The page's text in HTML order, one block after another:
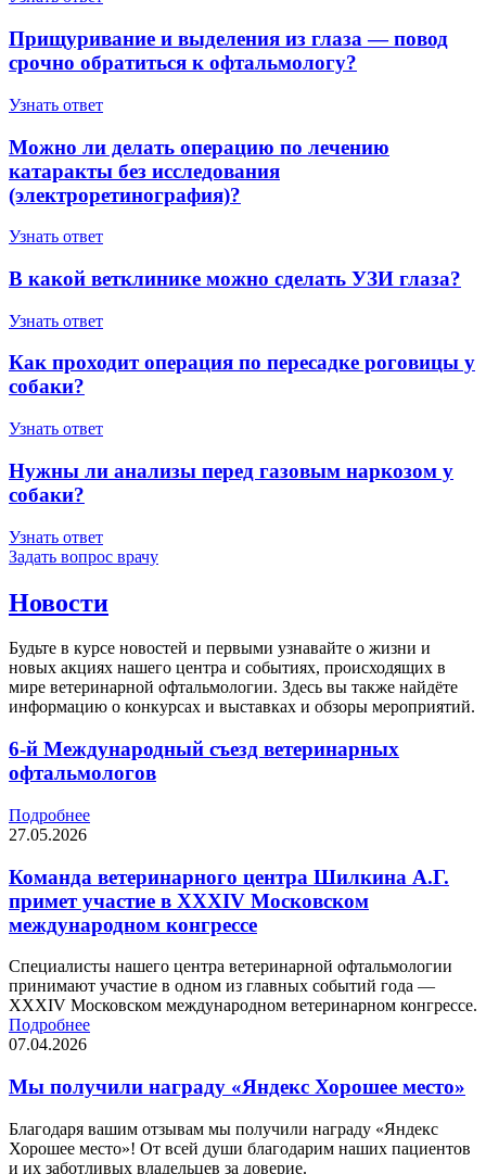
Прищуривание и выделения из глаза — повод
срочно обратиться к офтальмологу?
Узнать ответ
Можно ли делать операцию по лечению
катаракты без исследования
(электроретинография)?
Узнать ответ
В какой ветклинике можно сделать УЗИ глаза?
Узнать ответ
Как проходит операция по пересадке роговицы у
собаки?
Узнать ответ
Нужны ли анализы перед газовым наркозом у
собаки?
Узнать ответ
Задать вопрос врачу
Новости
Будьте в курсе новостей и первыми узнавайте о жизни и
новых акциях нашего центра и событиях, происходящих в
мире ветеринарной офтальмологии. Здесь вы также найдёте
информацию о конкурсах и выставках и обзоры мероприятий.
6-й Международный съезд ветеринарных
офтальмологов
Подробнее
27.05.2026
Команда ветеринарного центра Шилкина А.Г.
примет участие в XXXIV Московском
международном конгрессе
Специалисты нашего центра ветеринарной офтальмологии
принимают участие в одном из главных событий года —
XXXIV Московском международном ветеринарном конгрессе.
Подробнее
07.04.2026
Мы получили награду «Яндекс Хорошее место»
Благодаря вашим отзывам мы получили награду «Яндекс
Хорошее место»! От всей души благодарим наших пациентов
и их заботливых владельцев за доверие.